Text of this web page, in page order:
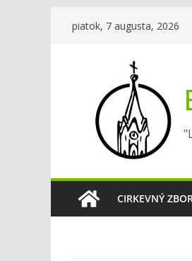
piatok, 7 augusta, 2026
CIRKEVNÝ